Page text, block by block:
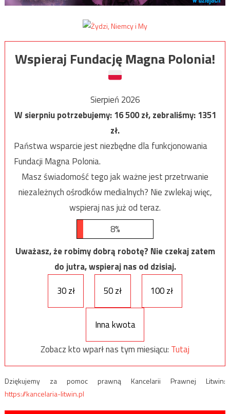
Wspieraj Fundację Magna Polonia!
Sierpień 2026
W sierpniu potrzebujemy:16 500zł, zebraliśmy:1351
zł.
Państwa wsparcie jest niezbędne dla funkcjonowania
Fundacji Magna Polonia.
Masz świadomość tego jak ważne jest przetrwanie
niezależnych ośrodków medialnych? Nie zwlekaj więc,
wspieraj nas już od teraz.
8%
Uważasz, że robimy dobrą robotę? Nie czekaj zatem
do jutra, wspieraj nas od dzisiaj.
30 zł
50 zł 100 zł
Inna kwota
Zobacz kto wparł nas tym miesiącu: Tutaj
Dziękujemy za pomoc prawną Kancelarii Prawnej Litwin:
https://kancelaria-litwin.pl